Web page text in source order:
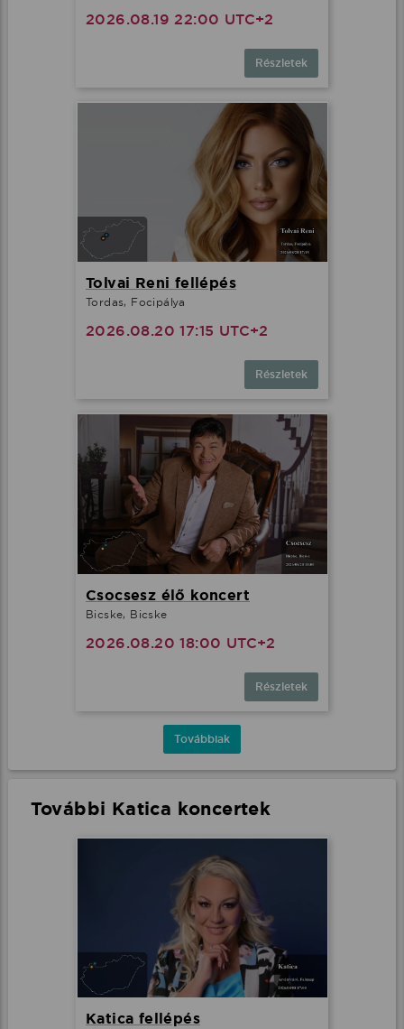
2026.08.19 22:00 UTC+2
Részletek
Tolvai Reni fellépés
Tordas, Focipálya
2026.08.20 17:15 UTC+2
Részletek
Csocsesz élő koncert
Bicske, Bicske
2026.08.20 18:00 UTC+2
Részletek
Továbbiak
További Katica koncertek
Katica fellépés